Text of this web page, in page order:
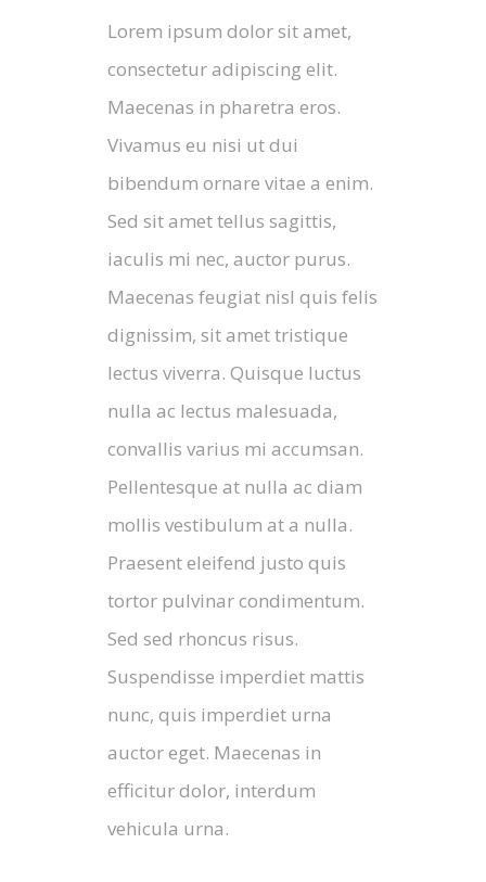
Lorem ipsum dolor sit amet,
consectetur adipiscing elit.
Maecenas in pharetra eros.
Vivamus eu nisi ut dui
bibendum ornare vitae a enim.
Sed sit amet tellus sagittis,
iaculis mi nec, auctor purus.
Maecenas feugiat nisl quis felis
dignissim, sit amet tristique
lectus viverra. Quisque luctus
nulla ac lectus malesuada,
convallis varius mi accumsan.
Pellentesque at nulla ac diam
mollis vestibulum at a nulla.
Praesent eleifend justo quis
tortor pulvinar condimentum.
Sed sed rhoncus risus.
Suspendisse imperdiet mattis
nunc, quis imperdiet urna
auctor eget. Maecenas in
efficitur dolor, interdum
vehicula urna.